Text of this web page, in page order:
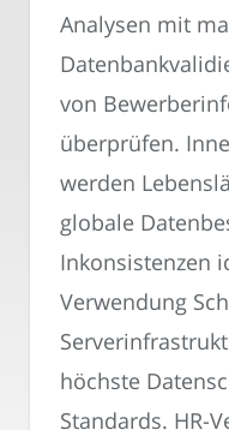
Analysen mit
von
überprüfen.
werden
globale
Inkonsistenzen
Verwendung
höchste
Standards. HR-